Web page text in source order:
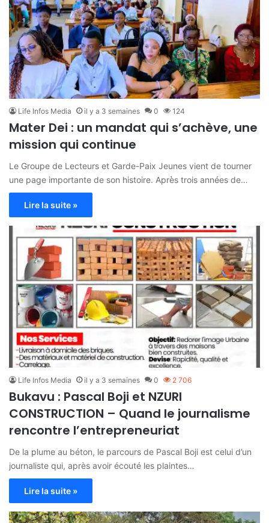
Life Infos Media il y a 3 semaines 0 124
Mater Dei : un mandat qui s’achève, une
mission qui continue
Le Groupe de Lecteurs et Garde-Paix Jeunes vient de tourner
une page importante de son histoire. Après trois années de…
Lire la suite »
Life Infos Media il y a 3 semaines 0 2 706
Bukavu : Pascal Boji et NZURI
CONSTRUCTION – Quand le journalisme
rencontre l’entrepreneuriat
De la plume au béton, le parcours de Pascal Boji est celui d’un
journaliste qui, après avoir écouté les plaintes…
Lire la suite »